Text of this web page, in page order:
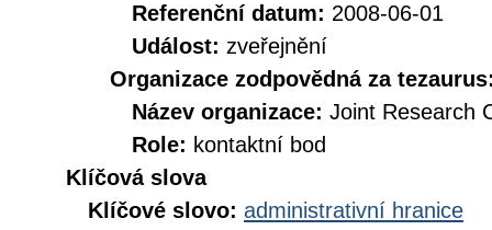
Referenční datum: 2008-06-01
Událost: zveřejnění
Organizace zodpovědná za
Název organizace: Joint Research
Role: kontaktní bod
Klíčová slova
Klíčové slovo: administrativní hranice